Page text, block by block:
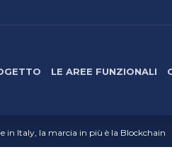
LE AREE FUNZIONALI
in Italy, la marcia in più è la Blockchain